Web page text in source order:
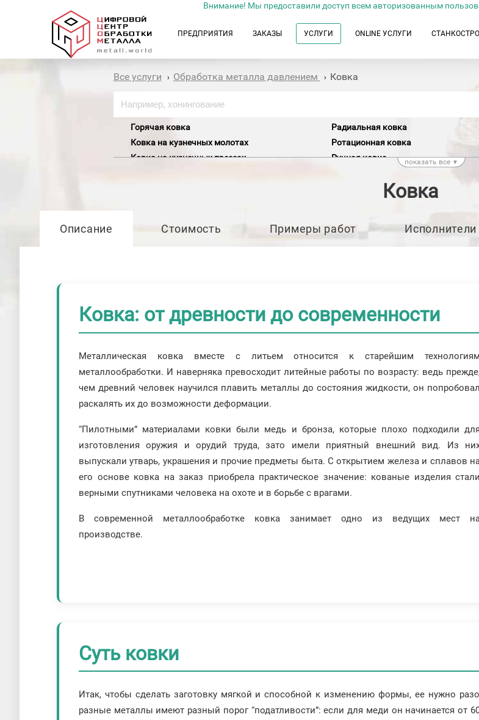
Внимание! Мы предоставили доступ всем авторизованным
ПРЕДПРИЯТИЯ ЗАКАЗЫ УСЛУГИ ONLINE УСЛУГИ
Все услуги › Обработка металла давлением › Ковка
Горячая ковка
Ковка на кузнечных молотах
Ковка на кузнечных прессах
Радиальная ковка
Ротационная ковка
Ручная ковка
Холодная ковка
показать все ▼
Ковка
Описание Стоимость Примеры работ Исполнители
Ковка: от древности до современности
Металлическая ковка вместе с литьем относится к старейшим технологиям
металлообработки. И наверняка превосходит литейные работы по возрасту: ведь
чем древний человек научился плавить металлы до состояния жидкости, он попробовал
раскалять их до возможности деформации.
“Пилотными” материалами ковки были медь и бронза, которые плохо подходили для
изготовления оружия и орудий труда, зато имели приятный внешний вид. Из
выпускали утварь, украшения и прочие предметы быта. С открытием железа и сплавов на
его основе ковка на заказ приобрела практическое значение: кованые изделия стали
верными спутниками человека на охоте и в борьбе с врагами.
В современной металлообработке ковка занимает одно из ведущих мест на
производстве.
Суть ковки
Итак, чтобы сделать заготовку мягкой и способной к изменению формы, ее нужно
разные металлы имеют разный порог “податливости”: если для меди он начинается от